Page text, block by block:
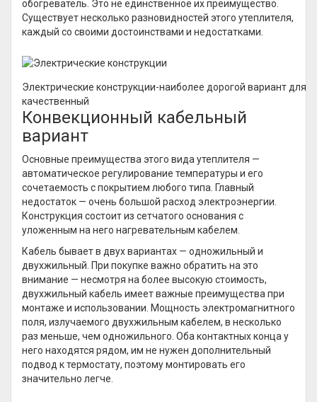
обогреватель. Это не единственное их преимущество.
Существует несколько разновидностей этого утеплителя,
каждый со своими достоинствами и недостатками.
Электрические конструкции-наиболее дорогой вариант для
качественный
Конвекционный кабельный
вариант
Основные преимущества этого вида утеплителя —
автоматическое регулирование температуры и его
сочетаемость с покрытием любого типа. Главный
недостаток — очень большой расход электроэнергии.
Конструкция состоит из сетчатого основания с
уложенным на него нагревательным кабелем.
Кабель бывает в двух вариантах — одножильный и
двухжильный. При покупке важно обратить на это
внимание — несмотря на более высокую стоимость,
двухжильный кабель имеет важные преимущества при
монтаже и использовании. Мощность электромагнитного
поля, излучаемого двухжильным кабелем, в несколько
раз меньше, чем одножильного. Оба контактных конца у
него находятся рядом, им не нужен дополнительный
подвод к термостату, поэтому монтировать его
значительно легче.